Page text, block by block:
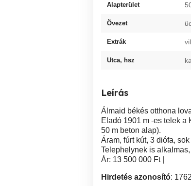
Alapterület
Övezet
Extrák
Utca, hsz
Leírás
Álmaid békés otthona
Eladó 1901 m -es telek a
50 m beton alap).
Áram, fúrt kút, 3 diófa,
Telephelynek is
Ár: 13 500 000 Ft |
Hirdetés azonosító: